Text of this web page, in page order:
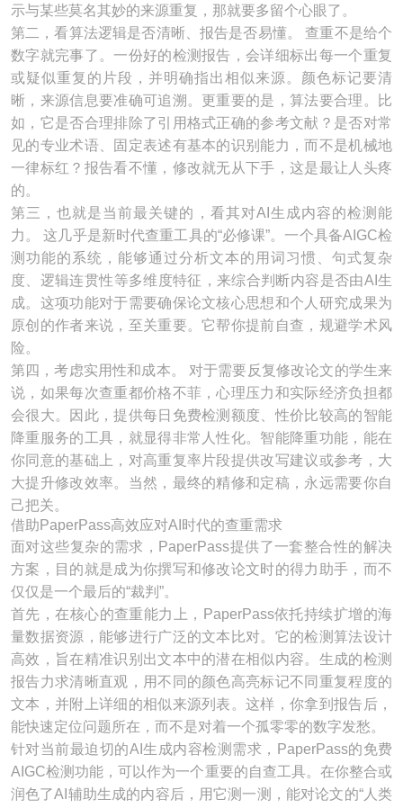
示与某些莫名其妙的来源重复，那就要多留个心眼了。
第二，看算法逻辑是否清晰、报告是否易懂。 查重不是给个
数字就完事了。一份好的检测报告，会详细标出每一个重复
或疑似重复的片段，并明确指出相似来源。颜色标记要清
晰，来源信息要准确可追溯。更重要的是，算法要合理。比
如，它是否合理排除了引用格式正确的参考文献？是否对常
见的专业术语、固定表述有基本的识别能力，而不是机械地
一律标红？报告看不懂，修改就无从下手，这是最让人头疼
的。
第三，也就是当前最关键的，看其对AI生成内容的检测能
力。 这几乎是新时代查重工具的“必修课”。一个具备AIGC检
测功能的系统，能够通过分析文本的用词习惯、句式复杂
度、逻辑连贯性等多维度特征，来综合判断内容是否由AI生
成。这项功能对于需要确保论文核心思想和个人研究成果为
原创的作者来说，至关重要。它帮你提前自查，规避学术风
险。
第四，考虑实用性和成本。 对于需要反复修改论文的学生来
说，如果每次查重都价格不菲，心理压力和实际经济负担都
会很大。因此，提供每日免费检测额度、性价比较高的智能
降重服务的工具，就显得非常人性化。智能降重功能，能在
你同意的基础上，对高重复率片段提供改写建议或参考，大
大提升修改效率。当然，最终的精修和定稿，永远需要你自
己把关。
借助PaperPass高效应对AI时代的查重需求
面对这些复杂的需求，PaperPass提供了一套整合性的解决
方案，目的就是成为你撰写和修改论文时的得力助手，而不
仅仅是一个最后的“裁判”。
首先，在核心的查重能力上，PaperPass依托持续扩增的海
量数据资源，能够进行广泛的文本比对。它的检测算法设计
高效，旨在精准识别出文本中的潜在相似内容。生成的检测
报告力求清晰直观，用不同的颜色高亮标记不同重复程度的
文本，并附上详细的相似来源列表。这样，你拿到报告后，
能快速定位问题所在，而不是对着一个孤零零的数字发愁。
针对当前最迫切的AI生成内容检测需求，PaperPass的免费
AIGC检测功能，可以作为一个重要的自查工具。在你整合或
润色了AI辅助生成的内容后，用它测一测，能对论文的“人类